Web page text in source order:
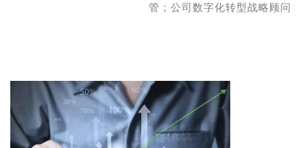
管；公司数字化转型战略顾问